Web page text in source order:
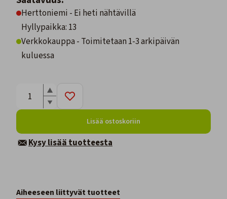
Herttoniemi - Ei heti nähtävillä
Hyllypaikka: 13
Verkkokauppa - Toimitetaan 1-3 arkipäivän
kuluessa
Lisää ostoskoriin
Kysy lisää tuotteesta
Aiheeseen liittyvät tuotteet